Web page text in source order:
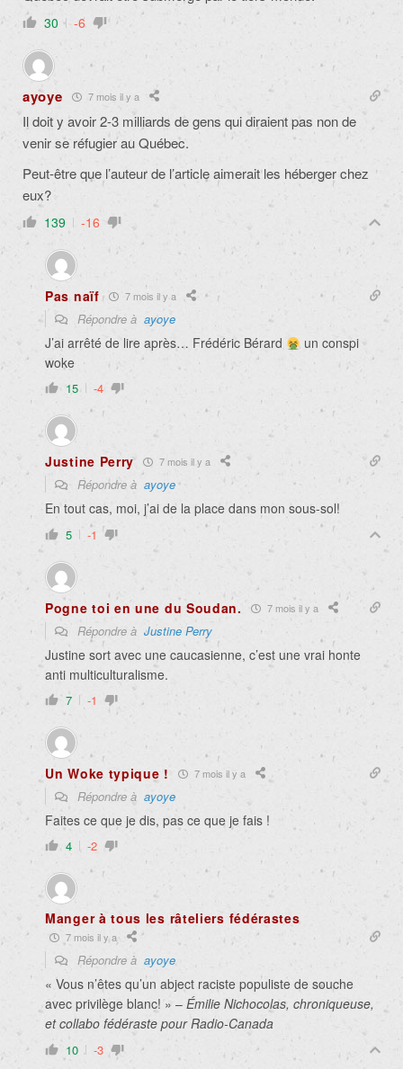
30 -6
ayoye 7 mois il y a
Il doit y avoir 2-3 milliards de gens qui diraient pas non de
venir se réfugier au Québec.
Peut-être que l’auteur de l’article aimerait les héberger chez
eux?
139 -16
Pas naïf 7 mois il y a
Répondre à ayoye
J’ai arrêté de lire après… Frédéric Bérard
un conspi
woke
15 -4
Justine Perry 7 mois il y a
Répondre à ayoye
En tout cas, moi, j’ai de la place dans mon sous-sol!
5 -1
Pogne toi en une du Soudan. 7 mois il y a
Répondre à Justine Perry
Justine sort avec une caucasienne, c’est une vrai honte
anti multiculturalisme.
7 -1
Un Woke typique ! 7 mois il y a
Répondre à ayoye
Faites ce que je dis, pas ce que je fais !
4 -2
Manger à tous les râteliers fédérastes
7 mois il y a
Répondre à ayoye
« Vous n’êtes qu’un abject raciste populiste de souche
avec privilège blanc! » – Émilie Nichocolas, chroniqueuse,
et collabo fédéraste pour Radio-Canada
10 -3